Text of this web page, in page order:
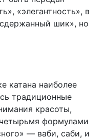
«элегантность», в
шик», но
катана наиболее
традиционные
красоты,
формулами
— ваби, саби, и